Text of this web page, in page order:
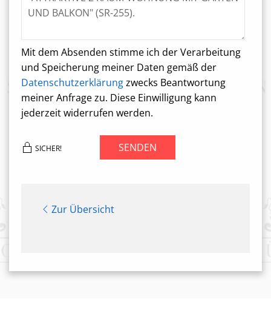
Mit dem Absenden stimme ich der Verarbeitung
und Speicherung meiner Daten gemäß der
Datenschutzerklärungzwecks Beantwortung
meiner Anfrage zu. Diese Einwilligung kann
jederzeit widerrufen werden.
SICHER! SENDEN
Zur Übersicht